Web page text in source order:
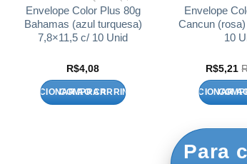
Envelope Color Plus 80g
Bahamas (azul turquesa)
7,8×11,5 c/ 10 Unid
R$4,08
ADICIONAR AO CARRINHO
Envelope
Cancun
10
R$5,21
ADICIONAR
Para